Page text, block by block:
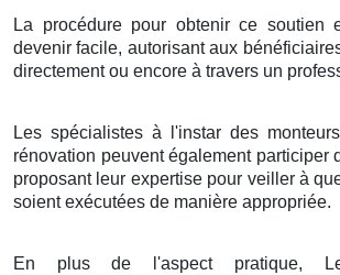
La procédure pour obtenir ce soutien
devenir facile, autorisant aux
directement ou encore à travers un
Les spécialistes à l'instar des
rénovation peuvent également participer
proposant leur expertise pour veiller à
soient exécutées de manière appropriée.
En plus de l'aspect pratique,